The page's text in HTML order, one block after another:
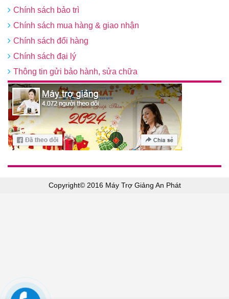
Chính sách bảo trì
Chính sách mua hàng & giao nhận
Chính sách đổi hàng
Chính sách đại lý
Thông tin gửi bảo hành, sửa chữa
Copyright© 2016 Máy Trợ Giảng An Phát